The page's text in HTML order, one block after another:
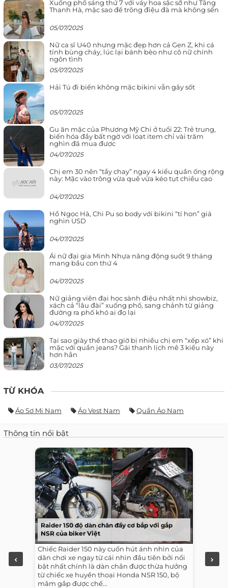
Xuống phố sáng thứ 7 với váy hoa sặc sỡ như Tăng
Thanh Hà, mặc sao để trông điệu đà mà không sến
05/07/2025
Nữ ca sĩ U40 nhưng mặc đẹp hơn cả Gen Z, khi cá
tính bùng cháy, lúc lại bánh bèo như cô nữ chính
ngôn tình
05/07/2025
Hải Tú đi biển không mặc bikini vẫn gây sốt
05/07/2025
Gu ăn mặc của Phương Mỹ Chi ở tuổi 22: Trẻ trung,
biến hóa đầy bất ngờ với loạt item chỉ vài trăm
nghìn đã mua được
04/07/2025
Chị em 30 nên “tẩy chay” ngay 4 kiểu quần ống rộng
này: Mặc vào trông vừa quê vừa kéo tụt chiều cao
04/07/2025
Hồ Ngọc Hà, Chi Pu so body với bikini “tí hon” giá
nghìn USD
04/07/2025
Ái nữ đại gia Minh Nhựa năng động suốt 9 tháng
mang bầu con thứ 4
04/07/2025
Nữ giảng viên đại học sành điệu nhất nhì showbiz,
xách cả “lâu đài” xuống phố, sang chảnh từ giảng
đường ra phố khó ai đọ lại
04/07/2025
Tại sao giày thể thao giờ bị nhiều chị em “xếp xó” khi
mặc với quần jeans? Gái thanh lịch mê 3 kiểu này
hơn hẳn
03/07/2025
TỪ KHÓA
Áo Sơ Mi Nam Áo Vest Nam Quần Áo Nam
Thông tin nổi bật
Raider 150 độ dàn chân đầy cơ bắp với gắp
NSR của biker Việt
Chiếc Raider 150 này cuốn hút ánh nhìn của
dân chơi xe ngay từ cái nhìn đầu tiên bởi nổi
bật nhất chính là dàn chân được thừa hưởng
từ chiếc xe huyền thoại Honda NSR 150, bộ
mâm gắp được chế...